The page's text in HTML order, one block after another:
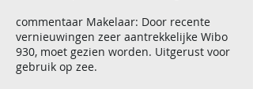
commentaar Makelaar: Door recente
vernieuwingen zeer aantrekkelijke Wibo
930, moet gezien worden. Uitgerust voor
gebruik op zee.